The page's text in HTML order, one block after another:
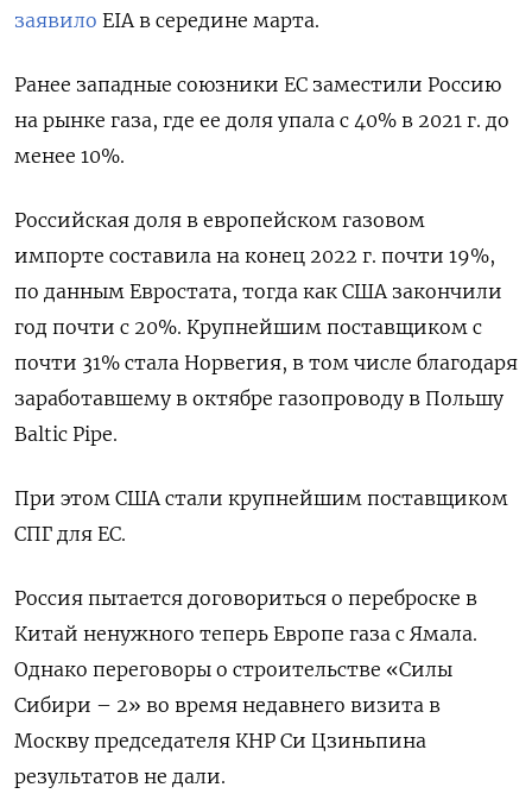
заявило EIA в середине марта.
Ранее западные союзники ЕС заместили Россию
на рынке газа, где ее доля упала с 40% в 2021 г. до
менее 10%.
Российская доля в европейском газовом
импорте составила на конец 2022 г. почти 19%,
по данным Евростата, тогда как США закончили
год почти с 20%. Крупнейшим поставщиком с
почти 31% стала Норвегия, в том числе благодаря
заработавшему в октябре газопроводу в Польшу
Baltic Pipe.
При этом США стали крупнейшим поставщиком
СПГ для ЕС.
Россия пытается договориться о переброске в
Китай ненужного теперь Европе газа с Ямала.
Однако переговоры о строительстве «Силы
Сибири – 2» во время недавнего визита в
Москву председателя КНР Си Цзиньпина
результатов не дали.